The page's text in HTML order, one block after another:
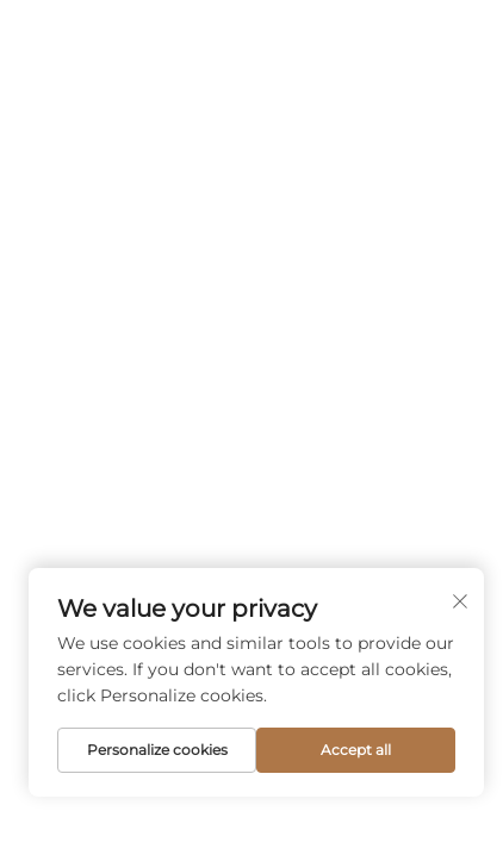
We value your privacy
We use cookies and similar tools to provide our
services. If you don't want to accept all cookies,
click Personalize cookies.
Personalize cookies Accept all